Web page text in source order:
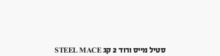
סטיל מייס ורוד 2 קג STEEL MACE